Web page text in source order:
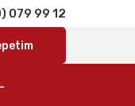
079 99 12